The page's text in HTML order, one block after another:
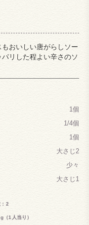
おいしい唐がらしソー
リした程よい辛さのソ
1個
1/4個
1個
大さじ2
少々
大さじ1
2
（1人当り）